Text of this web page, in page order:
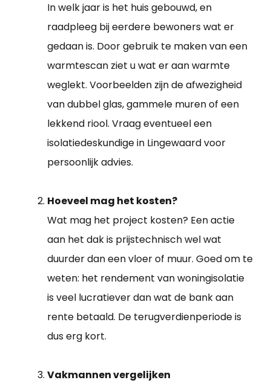
In welk jaar is het huis gebouwd, en
raadpleeg bij eerdere bewoners wat er
gedaan is. Door gebruik te maken van een
warmtescan ziet u wat er aan warmte
weglekt. Voorbeelden zijn de afwezigheid
van dubbel glas, gammele muren of een
lekkend riool. Vraag eventueel een
isolatiedeskundige in Lingewaard voor
persoonlijk advies.
Hoeveel mag het kosten?
Wat mag het project kosten? Een actie
aan het dak is prijstechnisch wel wat
duurder dan een vloer of muur. Goed om te
weten: het rendement van woningisolatie
is veel lucratiever dan wat de bank aan
rente betaald. De terugverdienperiode is
dus erg kort.
Vakmannen vergelijken